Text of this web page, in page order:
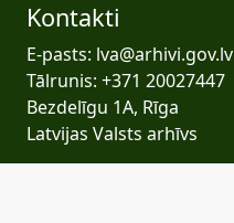
Kontakti
E-pasts: lva@arhivi.gov.lv
Tālrunis: +371 20027447
Bezdelīgu 1A, Rīga
Latvijas Valsts arhīvs